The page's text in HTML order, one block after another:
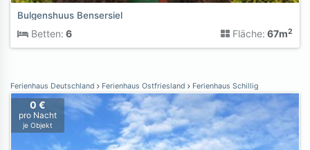
Bulgenshuus Bensersiel
Betten: 6 Fläche: 67m2
Ferienhaus Deutschland Ferienhaus Ostfriesland Ferienhaus Schillig
0 €
pro Nacht
je Objekt